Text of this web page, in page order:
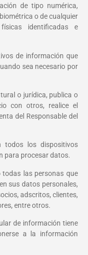
de tipo numérica,
o de cualquier
identificadas e
de información que
sea necesario por
o jurídica, publica o
con otros, realice el
del Responsable del
todos los dispositivos
para procesar datos.
todas las personas que
sus datos personales,
adscritos, clientes,
entre otros.
de información tiene
a la información